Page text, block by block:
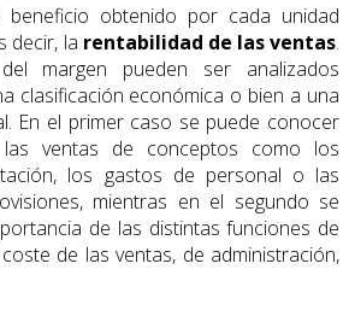
beneficio obtenido por cada unidad
decir, la rentabilidad de las ventas.
margen pueden ser analizados
clasificación económica o bien a una
En el primer caso se puede conocer
ventas de conceptos como los
los gastos de personal o las
mientras en el segundo se
de las distintas funciones de
de las ventas, de administración,